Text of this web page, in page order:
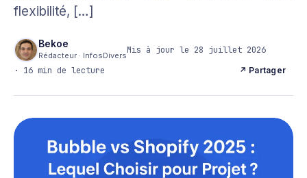
flexibilité, […]
Bekoe
Rédacteur · InfosDiversMis à jour le 28 juillet 2026
· 16 min de lecture
↗ Partager